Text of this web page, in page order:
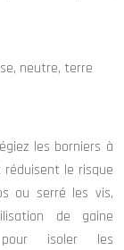
les borniers à
le risque
ou serré les vis,
de gaine
pour isoler les